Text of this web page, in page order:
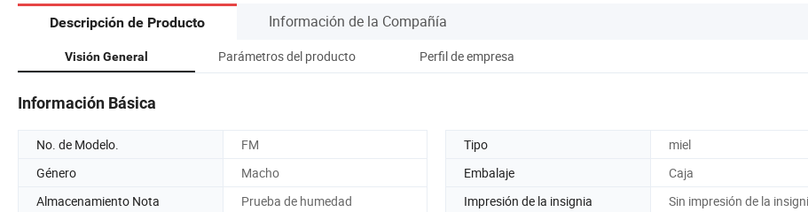
Descripción de Producto Información de la Compañía
Visión General Parámetros del producto Perfil de empresa
Información Básica
No. de Modelo. FM Tipo
miel
Género
Macho Embalaje
Caja
Almacenamiento Nota
Prueba de humedad Impresión de la insignia
Sin impresión de la